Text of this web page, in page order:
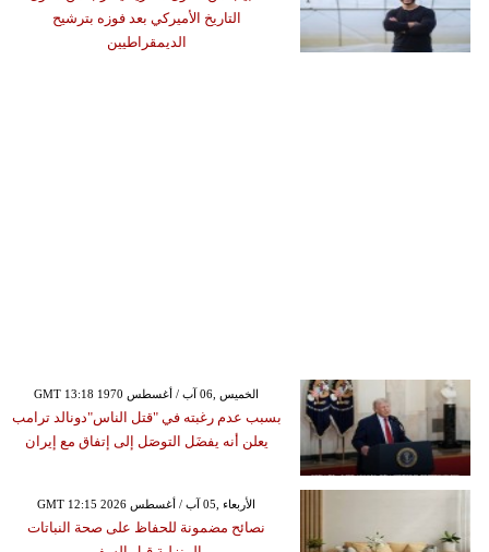
التاريخ الأميركي بعد فوزه بترشيح
الديمقراطيين
GMT 13:18 1970 الخميس ,06 آب / أغسطس
بسبب عدم رغبته في "قتل الناس"دونالد ترامب
يعلن أنه يفضَل التوصَل إلى إتفاق مع إيران
GMT 12:15 2026 الأربعاء ,05 آب / أغسطس
نصائح مضمونة للحفاظ على صحة النباتات